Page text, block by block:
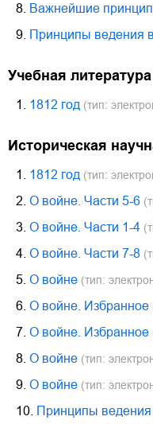
8. Важнейшие
9. Принципы ведения
учебная литература
1. 1812 год (тип:
историческая
1. 1812 год (тип:
2. О войне. Части 5-6
3. О войне. Части 1-4
4. О войне. Части 7-8
5. О войне (тип:
6. О войне. Избранное
7. О войне. Избранное
8. О войне (тип:
9. О войне (тип:
10. Принципы